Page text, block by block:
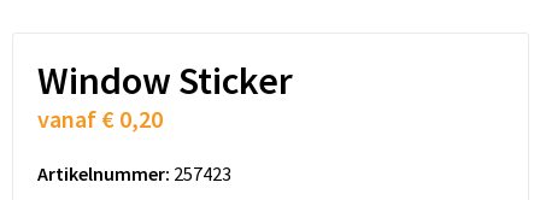
Window Sticker
vanaf € 0,20
Artikelnummer: 257423